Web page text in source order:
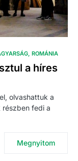
ROMÁNIA
a híres
olvashattuk a
részben fedi a
Megnyitom